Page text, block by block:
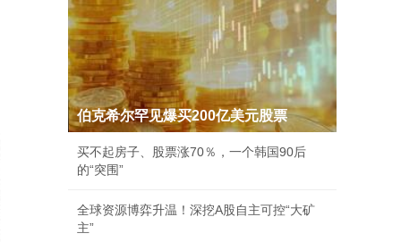
伯克希尔罕见爆买200亿美元股票
买不起房子、股票涨70％，一个韩国90后
的“突围”
全球资源博弈升温！深挖A股自主可控“大矿
主”